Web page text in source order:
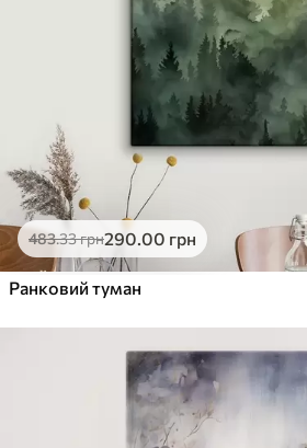
483.33грн290.00 грн
Ранковий туман